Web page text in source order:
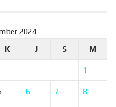
2024
K J S M
1
6 7 8